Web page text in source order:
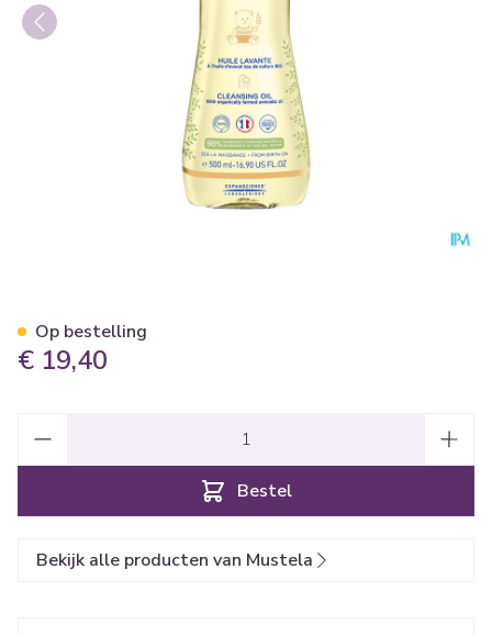
€ 19,40
Bestel
Op bestelling
Bekijk alle producten van Mustela